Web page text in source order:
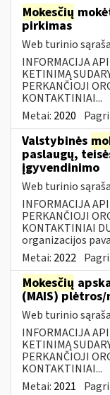
Mokesčių
pirkimas
Web turinio
INFORMACIJA
KETINIMĄ
PERKANČIOJI
KONTAKTINIAI...
Metai: 2020
Valstybinės
paslaugų,
įgyvendinimo
Web turinio
INFORMACIJA
PERKANČIOJI
KONTAKTINIAI
organizacijos
Metai: 2022
Mokesčių
(MAIS)
Web turinio
INFORMACIJA
KETINIMĄ
PERKANČIOJI
KONTAKTINIAI...
Metai: 2021